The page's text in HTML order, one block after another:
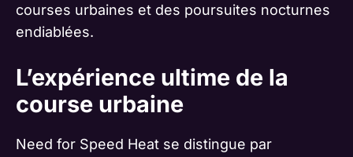
courses urbaines et des poursuites nocturnes
endiablées.
L’expérience ultime de la
course urbaine
Need for Speed Heat se distingue par